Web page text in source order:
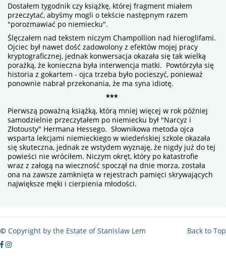
Dostałem tygodnik czy książkę, której fragment miałem
przeczytać, abyśmy mogli o tekście następnym razem
"porozmawiać po niemiecku".
Ślęczałem nad tekstem niczym Champollion nad hieroglifami.
Ojciec był nawet dość zadowolony z efektów mojej pracy
kryptograficznej, jednak konwersacja okazała się tak wielką
porażką, że konieczna była interwencja matki. Powtórzyła się
historia z gokartem - ojca trzeba było pocieszyć, ponieważ
ponownie nabrał przekonania, że ma syna idiotę.
***
Pierwszą poważną książką, którą mniej więcej w rok później
samodzielnie przeczytałem po niemiecku był "Narcyz i
Złotousty" Hermana Hessego. Słownikowa metoda ojca
wsparta lekcjami niemieckiego w wiedeńskiej szkole okazała
się skuteczna, jednak ze wstydem wyznaję, że nigdy już do tej
powieści nie wróciłem. Niczym okręt, który po katastrofie
wraz z załogą na wieczność spoczął na dnie morza, została
ona na zawsze zamknięta w rejestrach pamięci skrywających
największe męki i cierpienia młodości.
Back to Top
© Copyright by the Estate of Stanislaw Lem